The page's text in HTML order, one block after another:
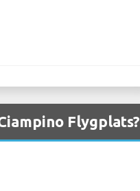
Flygplats?